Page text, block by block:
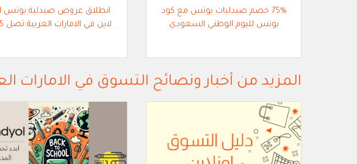
75% خصم صيدليات بوتس مع كود
بوتس لليوم الوطني السعودي
انطلاق عروض صيدلية بوتس
لاين في الامارات العربية تصل 75%
المزيد من أخبار ونصائح التسوق في الامارات